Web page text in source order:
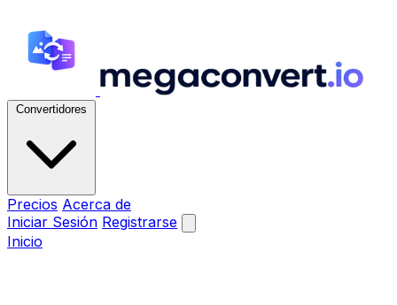
Convertidores
Precios Acerca de
Iniciar Sesión Registrarse
Inicio